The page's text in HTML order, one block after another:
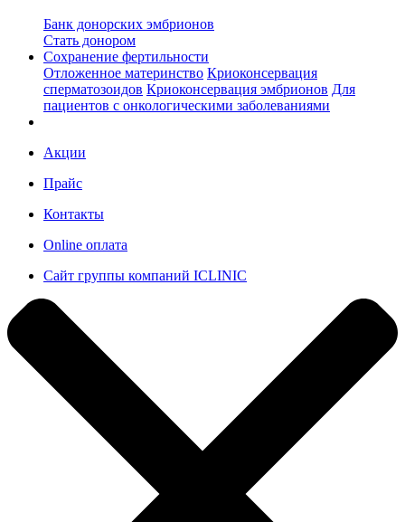
Банк донорских эмбрионов
Стать донором
Сохранение фертильности
Отложенное материнство Криоконсервация
сперматозоидов Криоконсервация эмбрионов Для
пациентов с онкологическими заболеваниями
Акции
Прайс
Контакты
Online оплата
Сайт группы компаний ICLINIC